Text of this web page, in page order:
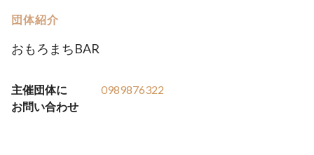
団体紹介
おもろまちBAR
主催団体に
お問い合わせ
0989876322